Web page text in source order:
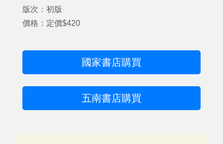
版次：初版
價格：定價$420
國家書店購買
五南書店購買